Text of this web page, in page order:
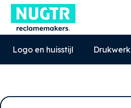
Logo en huisstijl Drukwerk